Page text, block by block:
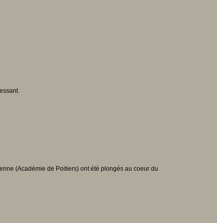
(Académie de Poitiers) ont été plongés au coeur du